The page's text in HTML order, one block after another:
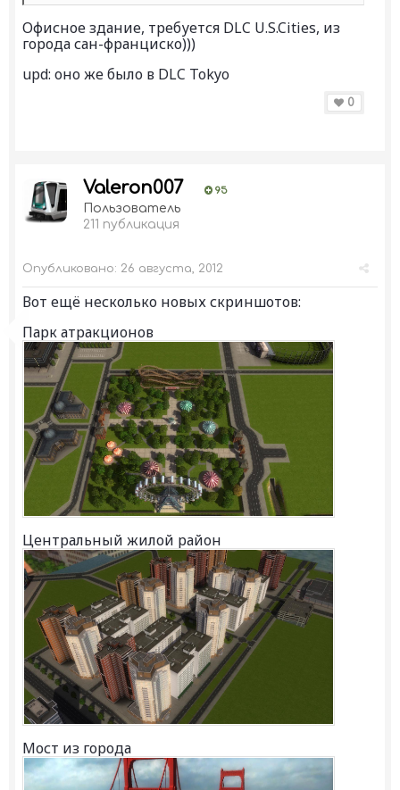
Офисное здание, требуется DLC U.S.Cities, из
города сан-франциско)))
upd: оно же было в DLC Tokyo
0
Valeron007 95
Пользователь
211 публикация
Опубликовано: 26 августа, 2012
Вот ещё несколько новых скриншотов:
Парк атракционов
Центральный жилой район
Мост из города